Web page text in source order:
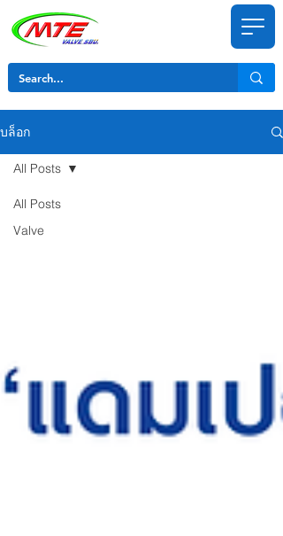
บล็อก
All Posts
Valve
All Posts